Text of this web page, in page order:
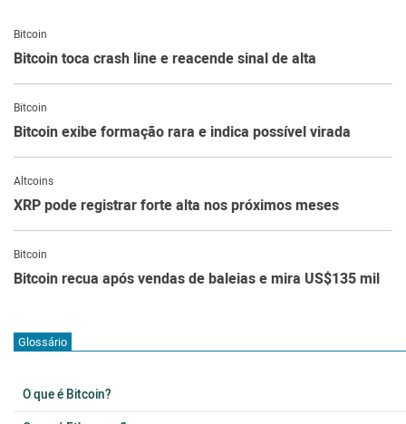
Bitcoin
Bitcoin toca crash line e reacende sinal de alta
Bitcoin
Bitcoin exibe formação rara e indica possível virada
Altcoins
XRP pode registrar forte alta nos próximos meses
Bitcoin
Bitcoin recua após vendas de baleias e mira US$135 mil
Glossário
O que é Bitcoin?